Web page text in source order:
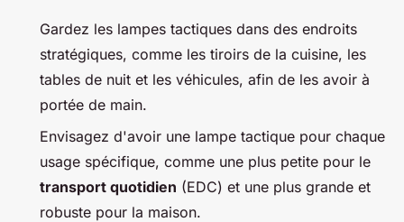
Gardez les lampes tactiques dans des endroits
stratégiques, comme les tiroirs de la cuisine, les
tables de nuit et les véhicules, afin de les avoir à
portée de main.
Envisagez d'avoir une lampe tactique pour chaque
usage spécifique, comme une plus petite pour le
transport quotidien (EDC) et une plus grande et
robuste pour la maison.